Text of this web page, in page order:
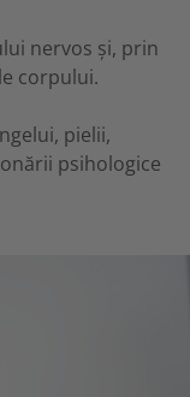
nervos și, prin
corpului.
pielii,
psihologice